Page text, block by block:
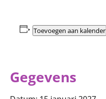
Toevoegen aan kalender
Gegevens